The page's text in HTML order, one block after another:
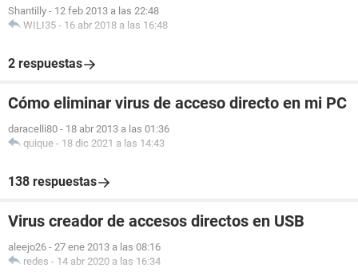
Shantilly - 12 feb 2013 a las 22:48
WILI35 - 16 abr 2018 a las 16:48
2 respuestas
Cómo eliminar virus de acceso directo en mi PC
daracelli80 - 18 abr 2013 a las 01:36
quique - 18 dic 2021 a las 14:43
138 respuestas
Virus creador de accesos directos en USB
aleejo26 - 27 ene 2013 a las 08:16
redes - 14 abr 2020 a las 16:34